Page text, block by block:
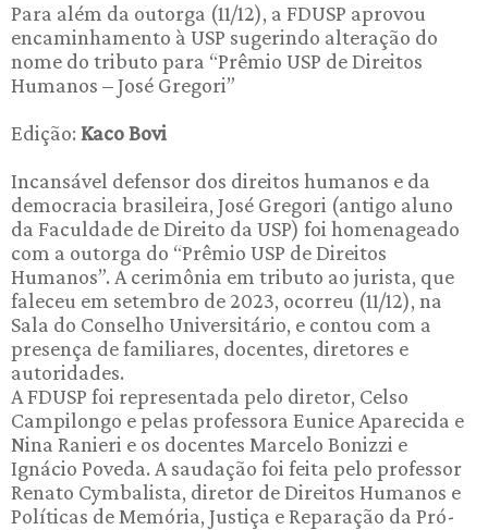
Para além da outorga (11/12), a FDUSP aprovou
encaminhamento à USP sugerindo alteração do
nome do tributo para “Prêmio USP de Direitos
Humanos – José Gregori”
Edição: Kaco Bovi
Incansável defensor dos direitos humanos e da
democracia brasileira, José Gregori (antigo aluno
da Faculdade de Direito da USP) foi homenageado
com a outorga do “Prêmio USP de Direitos
Humanos”. A cerimônia em tributo ao jurista, que
faleceu em setembro de 2023, ocorreu (11/12), na
Sala do Conselho Universitário, e contou com a
presença de familiares, docentes, diretores e
autoridades.
A FDUSP foi representada pelo diretor, Celso
Campilongo e pelas professora Eunice Aparecida e
Nina Ranieri e os docentes Marcelo Bonizzi e
Ignácio Poveda. A saudação foi feita pelo professor
Renato Cymbalista, diretor de Direitos Humanos e
Políticas de Memória, Justiça e Reparação da Pró-